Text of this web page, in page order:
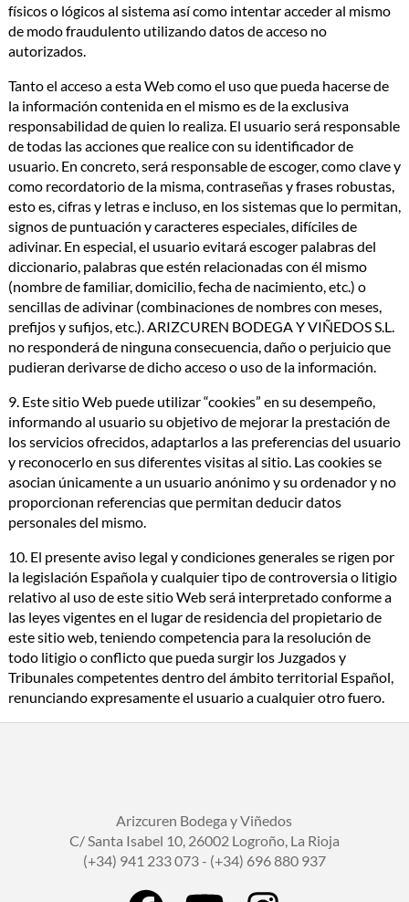
físicos o lógicos al sistema así como intentar acceder al mismo
de modo fraudulento utilizando datos de acceso no
autorizados.
Tanto el acceso a esta Web como el uso que pueda hacerse de
la información contenida en el mismo es de la exclusiva
responsabilidad de quien lo realiza. El usuario será responsable
de todas las acciones que realice con su identificador de
usuario. En concreto, será responsable de escoger, como clave y
como recordatorio de la misma, contraseñas y frases robustas,
esto es, cifras y letras e incluso, en los sistemas que lo permitan,
signos de puntuación y caracteres especiales, difíciles de
adivinar. En especial, el usuario evitará escoger palabras del
diccionario, palabras que estén relacionadas con él mismo
(nombre de familiar, domicilio, fecha de nacimiento, etc.) o
sencillas de adivinar (combinaciones de nombres con meses,
prefijos y sufijos, etc.). ARIZCUREN BODEGA Y VIÑEDOS S.L.
no responderá de ninguna consecuencia, daño o perjuicio que
pudieran derivarse de dicho acceso o uso de la información.
9. Este sitio Web puede utilizar “cookies” en su desempeño,
informando al usuario su objetivo de mejorar la prestación de
los servicios ofrecidos, adaptarlos a las preferencias del usuario
y reconocerlo en sus diferentes visitas al sitio. Las cookies se
asocian únicamente a un usuario anónimo y su ordenador y no
proporcionan referencias que permitan deducir datos
personales del mismo.
10. El presente aviso legal y condiciones generales se rigen por
la legislación Española y cualquier tipo de controversia o litigio
relativo al uso de este sitio Web será interpretado conforme a
las leyes vigentes en el lugar de residencia del propietario de
este sitio web, teniendo competencia para la resolución de
todo litigio o conflicto que pueda surgir los Juzgados y
Tribunales competentes dentro del ámbito territorial Español,
renunciando expresamente el usuario a cualquier otro fuero.
Arizcuren Bodega y Viñedos
C/ Santa Isabel 10, 26002 Logroño, La Rioja
(+34) 941 233 073 - (+34) 696 880 937